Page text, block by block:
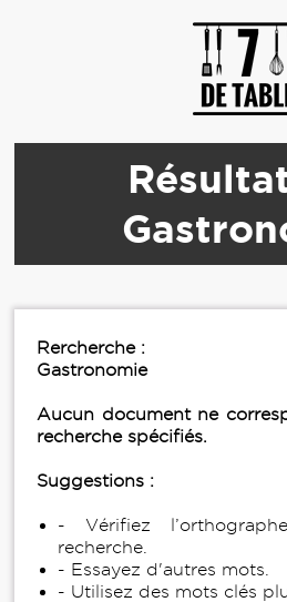
Rercherche :
Gastronomie
Aucun document ne
recherche spécifiés.
Suggestions :
- Vérifiez
recherche.
- Essayez d'autres mots.
- Utilisez des mots clés